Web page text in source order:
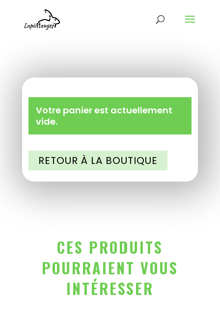
Votre panier est actuellement
vide.
RETOUR À LA BOUTIQUE
CES PRODUITS
POURRAIENT VOUS
INTÉRESSER